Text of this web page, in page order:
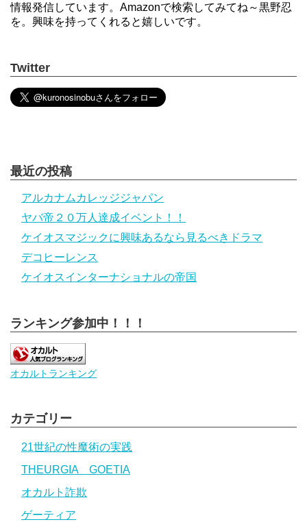
情報発信しています。Amazonで検索してみてね～黒野忍
を。興味を持ってくれると嬉しいです。
Twitter
最近の投稿
アルカナムカレッジジャパン
ヤバ帝２０万人達成イベント！！
ケイオスマジックに興味あるなら見るべきドラマ
デコヒーレンス
ケイオスインターナショナルの帝国
ランキング参加中！！！
オカルトランキング
カテゴリー
21世紀の性魔術の実践
THEURGIA GOETIA
オカルト詐欺
ゲーティア